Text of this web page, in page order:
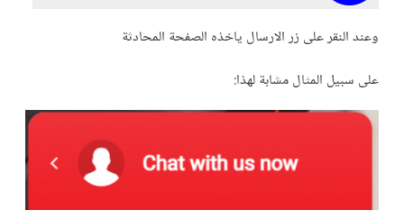
وعند النقر على زر الارسال ياخذه الصفحة المحادثة
على سبيل المثال مشابة لهذا: